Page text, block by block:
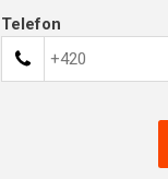
Telefon